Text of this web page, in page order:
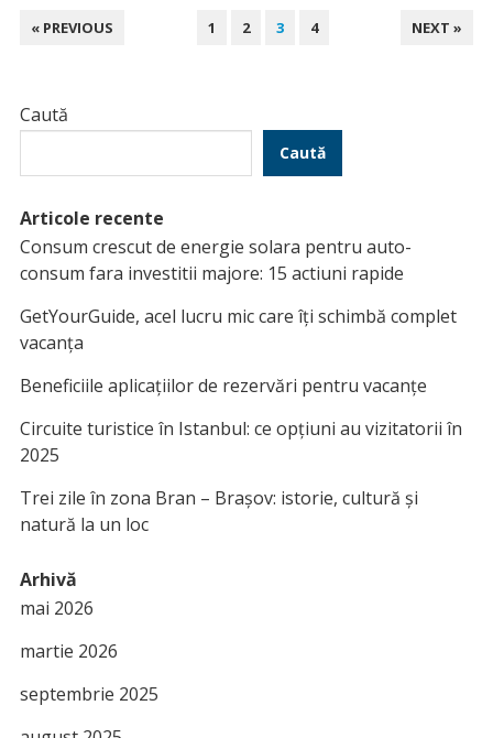
PAGINAȚIE
« PREVIOUS 1 2 3 4 NEXT »
Caută
Caută
Articole recente
Consum crescut de energie solara pentru auto-
consum fara investitii majore: 15 actiuni rapide
GetYourGuide, acel lucru mic care îți schimbă complet
vacanța
Beneficiile aplicațiilor de rezervări pentru vacanțe
Circuite turistice în Istanbul: ce opțiuni au vizitatorii în
2025
Trei zile în zona Bran – Brașov: istorie, cultură și
natură la un loc
Arhivă
mai 2026
martie 2026
septembrie 2025